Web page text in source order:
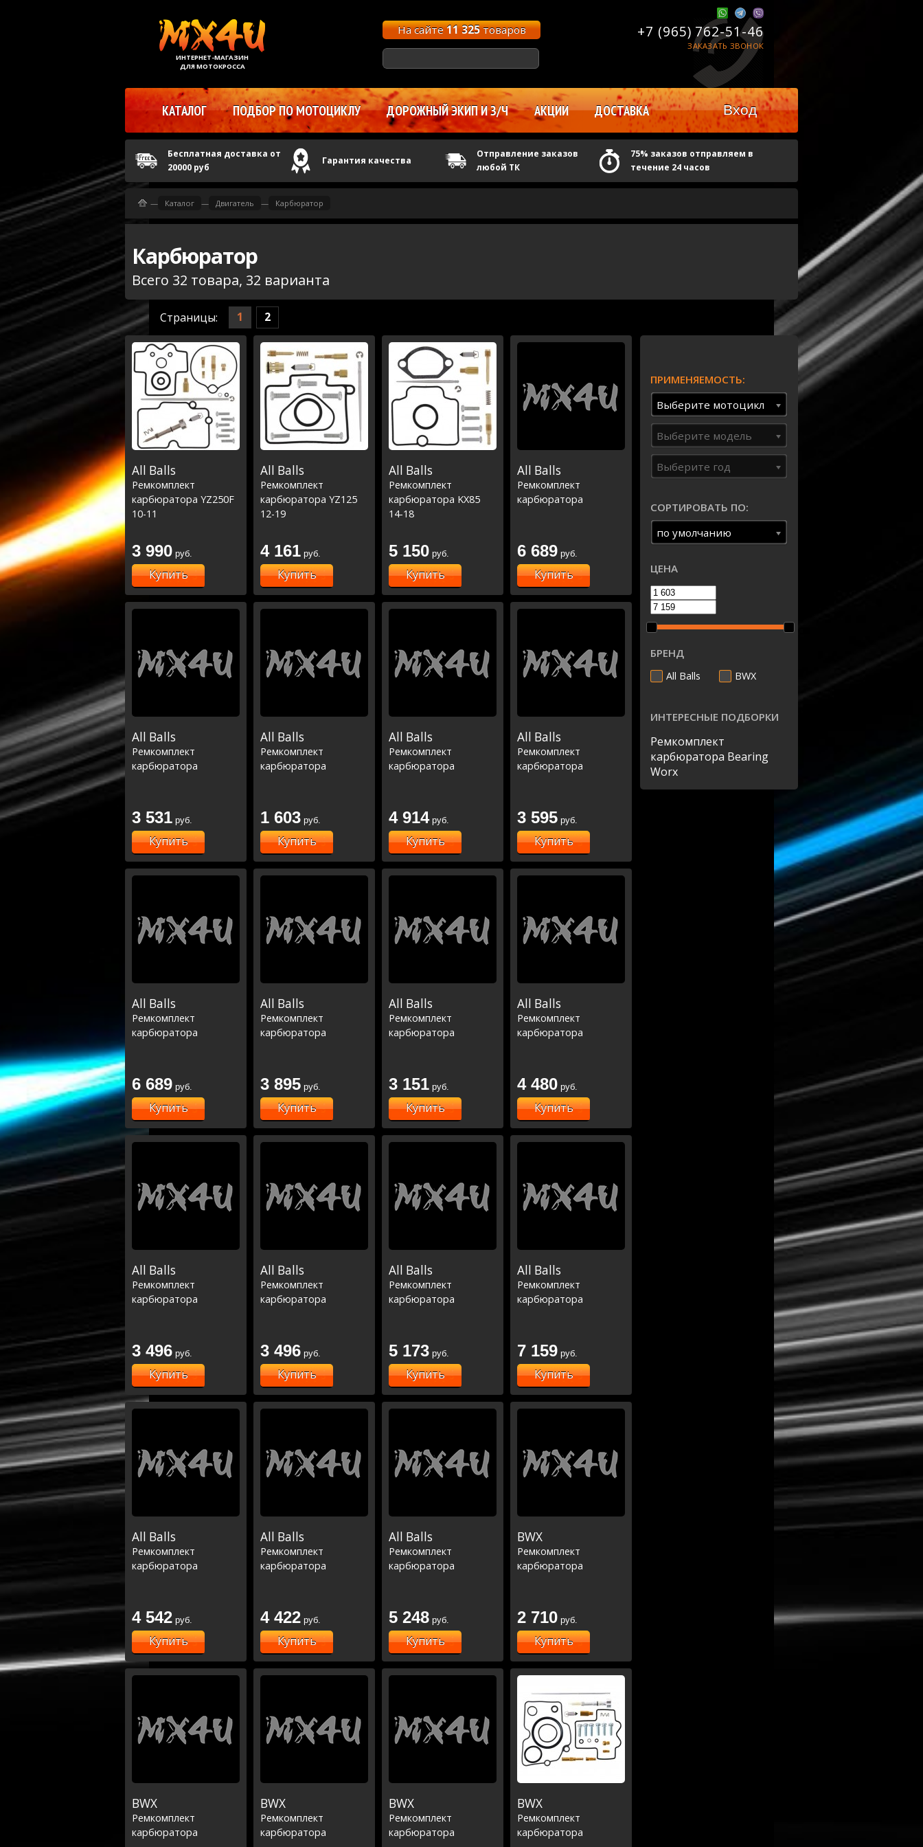
Карбюратор
Всего 32 товара, 32 варианта
Страницы: 1 2
All Balls
Ремкомплект
карбюратора YZ250F
10-11
3 990 руб.
Купить
All Balls
Ремкомплект
карбюратора YZ125
12-19
4 161 руб.
Купить
All Balls
Ремкомплект
карбюратора KX85
14-18
5 150 руб.
Купить
All Balls
Ремкомплект
карбюратора
6 689 руб.
Купить
All Balls
Ремкомплект
карбюратора
3 531 руб.
Купить
All Balls
Ремкомплект
карбюратора
1 603 руб.
Купить
All Balls
Ремкомплект
карбюратора
4 914руб.
Купить
All Balls
Ремкомплект
карбюратора
3 595 руб.
Купить
All Balls
Ремкомплект
карбюратора
6 689 руб.
Купить
All Balls
Ремкомплект
карбюратора
3 895 руб.
Купить
All Balls
Ремкомплект
карбюратора
3 151 руб.
Купить
All Balls
Ремкомплект
карбюратора
4 480 руб.
Купить
All Balls
Ремкомплект
карбюратора
3 496 руб.
Купить
All Balls
Ремкомплект
карбюратора
3 496 руб.
Купить
All Balls
Ремкомплект
карбюратора
5 173 руб.
Купить
All Balls
Ремкомплект
карбюратора
7 159 руб.
Купить
All Balls
Ремкомплект
карбюратора
4 542 руб.
Купить
All Balls
Ремкомплект
карбюратора
4 422 руб.
Купить
All Balls
Ремкомплект
карбюратора
5 248 руб.
Купить
BWX
Ремкомплект
карбюратора
2 710 руб.
Купить
BWX
Ремкомплект
карбюратора
BWX
Ремкомплект
карбюратора
BWX
Ремкомплект
карбюратора
BWX
Ремкомплект
карбюратора
ПРИМЕНЯЕМОСТЬ:
Выберите мотоцикл
Выберите модель
Выберите год
СОРТИРОВАТЬ ПО:
по умолчанию
ЦЕНА
БРEНД
All Balls BWX
ИНТЕРЕСНЫЕ ПОДБОРКИ
Ремкомплект
карбюратора Bearing
Worx
— Каталог — Двигатель — Карбюратор
ИНТЕРНЕТ-МАГАЗИН
ДЛЯ МОТОКРОССА
На сайте11 325товаров +7 (965) 762-51-46
ЗАКАЗАТЬ ЗВОНОК
КАТАЛОГ ПОДБОР ПО МОТОЦИКЛУ ДОРОЖНЫЙ ЭКИП И З/Ч АКЦИИ ДОСТАВКА Вход
Бесплатная доставка от
20000 руб
Гарантия качества
Отправление заказов
любой ТК
75% заказов отправляем в
течение 24 часов